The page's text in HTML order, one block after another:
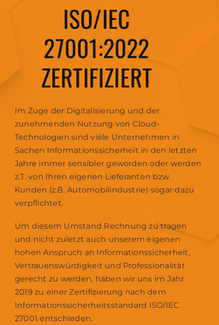
ISO/IEC
27001:2022
ZERTIFIZIERT
Im Zuge der Digitalisierung und der
zunehmenden Nutzung von Cloud-
Technologien sind viele Unternehmen in
Sachen Informationssicherheit in den letzten
Jahre immer sensibler geworden oder werden
z.T. von Ihren eigenen Lieferanten bzw.
Kunden (z.B. Automobilindustrie) sogar dazu
verpflichtet.
Um diesem Umstand Rechnung zu tragen
und nicht zuletzt auch unserem eigenen
hohen Anspruch an Informationssicherheit,
Vertrauenswürdigkeit und Professionalität
gerecht zu werden, haben wir uns im Jahr
2019 zu einer Zertifizierung nach dem
Informationssicherheitsstandard ISO/IEC
27001 entschieden.